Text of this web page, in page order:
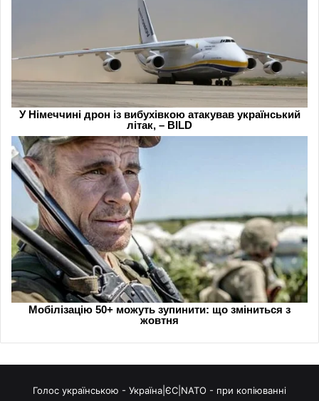
Голос українською - Україна|ЄС|NATO - при копіюванні